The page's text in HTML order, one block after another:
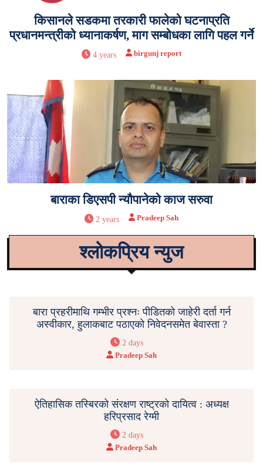
किसानले सडकमा तरकारी फालेको घटनाप्रति
प्रधानमन्त्रीको ध्यानाकर्षण, माग सम्बोधका लागि पहल गर्ने
4 years birgunj report
बाराका डिएसपी न्यौपानेको काज सरुवा
2 years Pradeep Sah
श्लोकप्रिय न्युज
बारा प्रहरीमाथि गम्भीर प्रश्नः पीडितको जाहेरी दर्ता गर्न
अस्वीकार, हुलाकबाट पठाएको निवेदनसमेत बेवास्ता ?
2 days
Pradeep Sah
ऐतिहासिक तस्बिरको संरक्षण राष्ट्रको दायित्व : अध्यक्ष
हरिप्रसाद रेग्मी
2 days
Pradeep Sah